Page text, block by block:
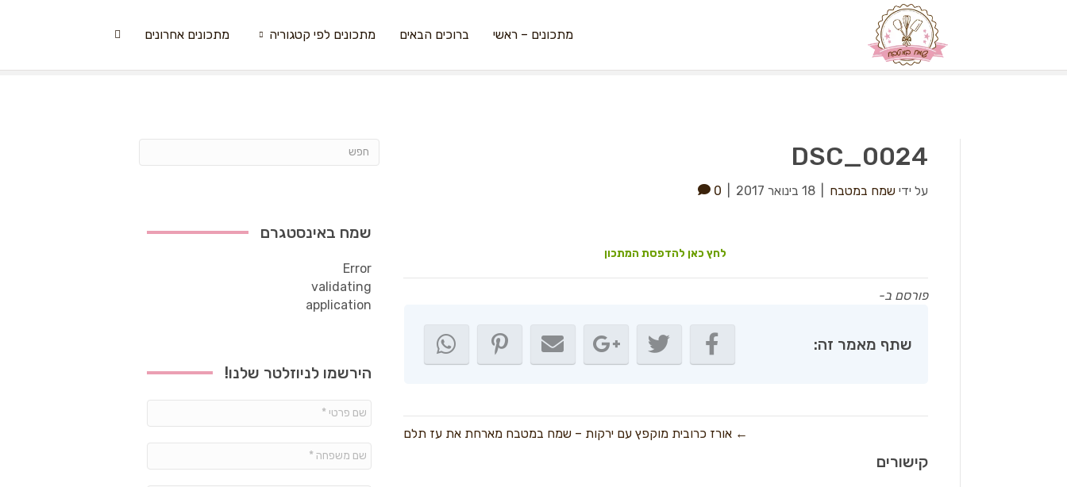
מתכונים – ראשי ברוכים הבאים מתכונים לפי קטגוריה מתכונים אחרונים
DSC_0024
על ידי שמח במטבח 18 בינואר 2017 0
לחץ כאן להדפסת המתכון
פורסם ב-
שתף מאמר זה:
← אורז כרובית מוקפץ עם ירקות – שמח במטבח מארחת את עז תלם
קישורים
שמח באינסטגרם
Error
validating
application
הירשמו לניוזלטר שלנו!
פרטי
משפחה